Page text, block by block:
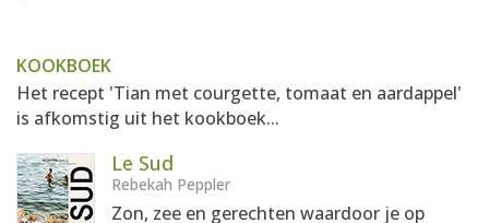
KOOKBOEK
Het recept 'Tian met courgette, tomaat en aardappel'
is afkomstig uit het kookboek...
Le Sud
Rebekah Peppler
Zon, zee en gerechten waardoor je op